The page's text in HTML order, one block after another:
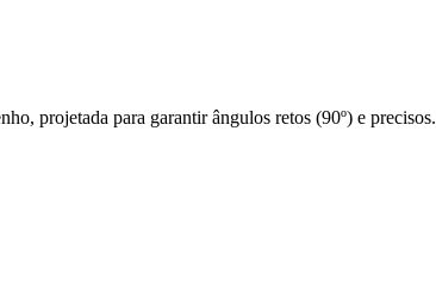
projetada para garantir ângulos retos (90º) e precisos.